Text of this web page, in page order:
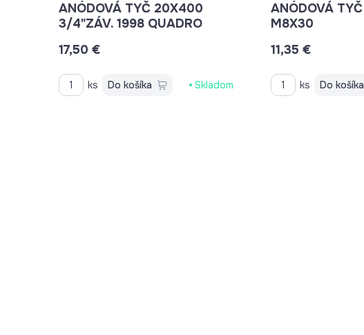
ANÓDOVÁ TYČ 20X400
3/4"ZÁV. 1998 QUADRO
17,50 €
ks Do košíka Skladom
ANÓDOVÁ TYČ 22X300
M8X30
11,35 €
ks Do košíka